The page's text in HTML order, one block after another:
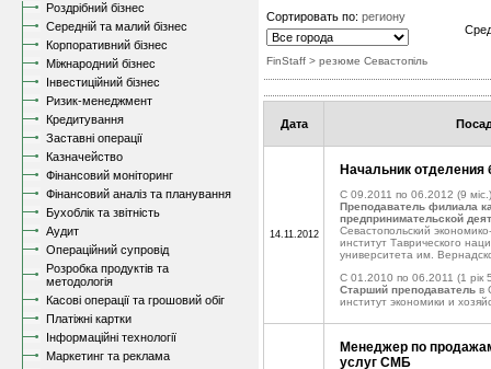
Роздрібний бізнес
Середній та малий бізнес
Корпоративний бізнес
Міжнародний бізнес
Інвестиційний бізнес
Ризик-менеджмент
Кредитування
Заставні операції
Казначейство
Фінансовий моніторинг
Фінансовий аналіз та планування
Бухоблік та звітність
Аудит
Операційний супровід
Розробка продуктів та
методологія
Касові операції та грошовий обіг
Платіжні картки
Інформаційні технології
Маркетинг та реклама
Сортировать по: региону
FinStaff > резюме Севастопіль
Дата
14.11.2012
Начальник отделения
C 09.2011 по 06.2012 (9 міс.)
Преподаватель филиала
предпринимательской
Севастопольский
институт Таврического
университета им.
C 01.2010 по 06.2011 (1 рік
Старший преподаватель в
институт экономики и
Менеджер по
услуг СМБ